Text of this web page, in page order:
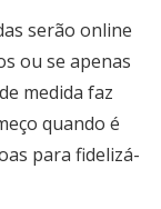
serão online
ou se apenas
medida faz
quando é
para fidelizá-